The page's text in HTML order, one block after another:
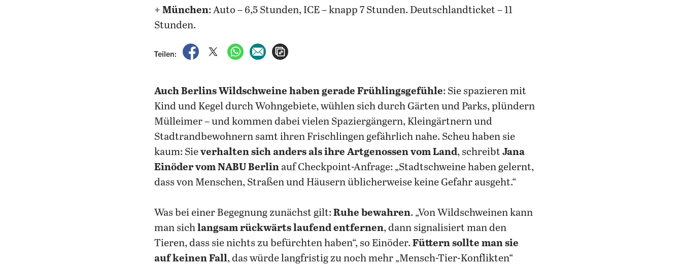
+ München: Auto – 6,5 Stunden, ICE – knapp 7 Stunden. Deutschlandticket – 11
Stunden.
Teilen:
auf Facebook teilen
auf X teilenper WhatsApp teilen
per E-Mail teilen
Auch Berlins Wildschweine haben gerade Frühlingsgefühle: Sie spazieren mit
Kind und Kegel durch Wohngebiete, wühlen sich durch Gärten und Parks, plündern
Mülleimer – und kommen dabei vielen Spaziergängern, Kleingärtnern und
Stadtrandbewohnern samt ihren Frischlingen gefährlich nahe. Scheu haben sie
kaum: Sieverhalten sich anders als ihre Artgenossen vom Land, schreibt Jana
Einöder vom NABU Berlin auf Checkpoint-Anfrage: „Stadtschweine haben gelernt,
dass von Menschen, Straßen und Häusern üblicherweise keine Gefahr ausgeht.“
Was bei einer Begegnung zunächst gilt:Ruhe bewahren. „Von Wildschweinen kann
man sichlangsam rückwärts laufend entfernen, dann signalisiert man den
Tieren, dass sie nichts zu befürchten haben“, so Einöder. Füttern sollte man sie
auf keinen Fall, das würde langfristig zu noch mehr „Mensch-Tier-Konflikten“